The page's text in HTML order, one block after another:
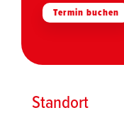
Termin buchen
Standort